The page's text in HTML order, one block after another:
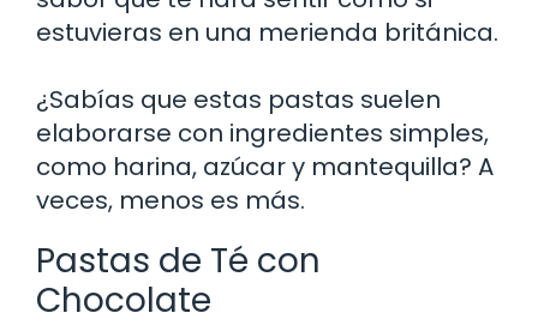
estuvieras en una merienda británica.
¿Sabías que estas pastas suelen
elaborarse con ingredientes simples,
como harina, azúcar y mantequilla? A
veces, menos es más.
Pastas de Té con
Chocolate